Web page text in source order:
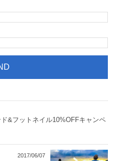
ド&フットネイル10%OFFキャンペ
2017/06/07